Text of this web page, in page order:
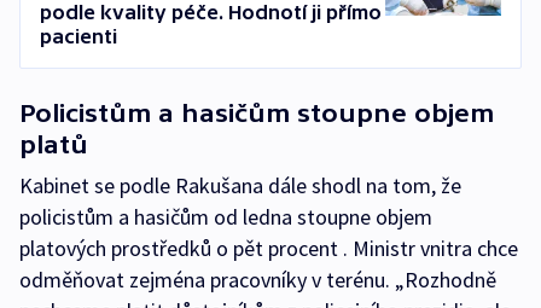
podle kvality péče. Hodnotí ji přímo
pacienti
Policistům a hasičům stoupne objem
platů
Kabinet se podle Rakušana dále shodl na tom, že
policistům a hasičům od ledna stoupne objem
platových prostředků o pět procent . Ministr vnitra chce
odměňovat zejména pracovníky v terénu. „Rozhodně